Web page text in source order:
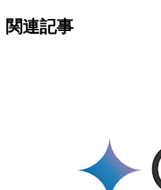
関連記事